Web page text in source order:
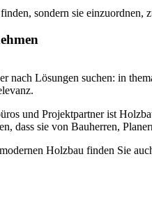
sondern sie einzuordnen,
nach Lösungen suchen: in
und Projektpartner ist
dass sie von Bauherren,
Holzbau finden Sie